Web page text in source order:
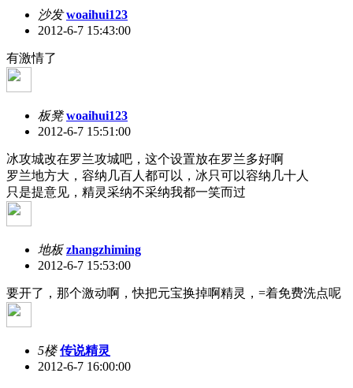
沙发 woaihui123
2012-6-7 15:43:00
有激情了
板凳 woaihui123
2012-6-7 15:51:00
冰攻城改在罗兰攻城吧，这个设置放在罗兰多好啊
罗兰地方大，容纳几百人都可以，冰只可以容纳几十人
只是提意见，精灵采纳不采纳我都一笑而过
地板 zhangzhiming
2012-6-7 15:53:00
要开了，那个激动啊，快把元宝换掉啊精灵，=着免费洗点呢
5楼 传说精灵
2012-6-7 16:00:00